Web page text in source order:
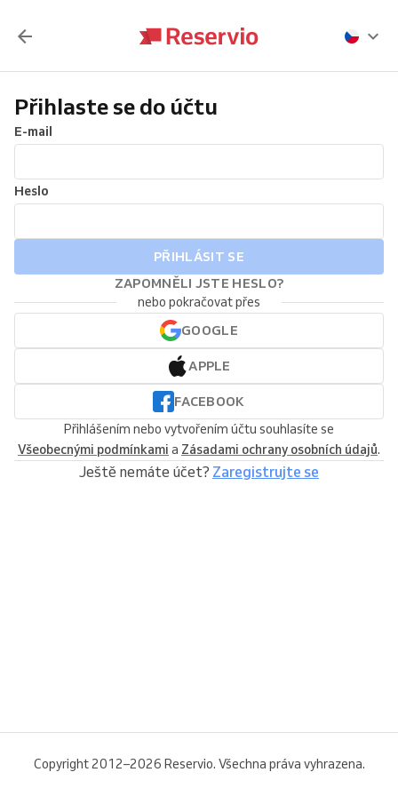
Přihlaste se do účtu
E-mail
Heslo
PŘIHLÁSIT SE
ZAPOMNĚLI JSTE HESLO?
nebo pokračovat přes
GOOGLE
APPLE
FACEBOOK
Přihlášením nebo vytvořením účtu souhlasíte se
Všeobecnými podmínkami a Zásadami ochrany osobních údajů.
Ještě nemáte účet? Zaregistrujte se
Copyright 2012–2026 Reservio. Všechna práva vyhrazena.